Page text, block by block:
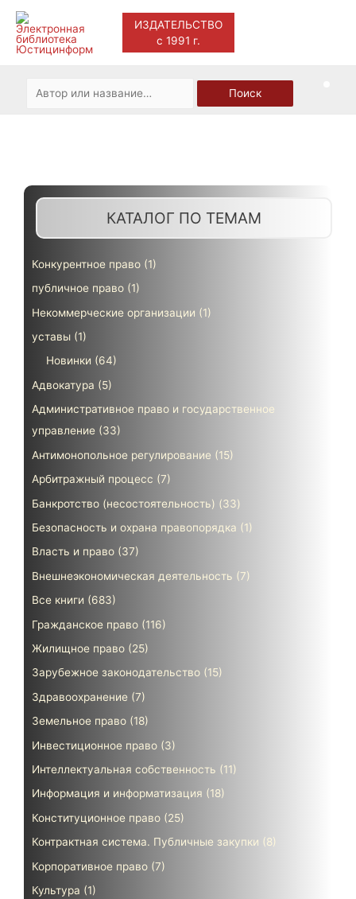
ИЗДАТЕЛЬСТВО
с 1991 г.
Искать:
Поиск
КАТАЛОГ ПО ТЕМАМ
Конкурентное право (1)
публичное право (1)
Некоммерческие организации (1)
уставы (1)
Новинки (64)
Адвокатура (5)
Административное право и государственное
управление (33)
Антимонопольное регулирование (15)
Арбитражный процесс (7)
Банкротство (несостоятельность) (33)
Безопасность и охрана правопорядка (1)
Власть и право (37)
Внешнеэкономическая деятельность (7)
Все книги (683)
Гражданское право (116)
Жилищное право (25)
Зарубежное законодательство (15)
Здравоохранение (7)
Земельное право (18)
Инвестиционное право (3)
Интеллектуальная собственность (11)
Информация и информатизация (18)
Конституционное право (25)
Контрактная система. Публичные закупки (8)
Корпоративное право (7)
Культура (1)